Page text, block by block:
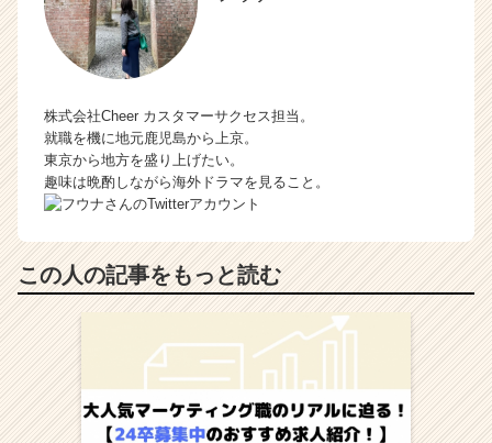
株式会社Cheer カスタマーサクセス担当。
就職を機に地元鹿児島から上京。
東京から地方を盛り上げたい。
趣味は晩酌しながら海外ドラマを見ること。
この人の記事をもっと読む